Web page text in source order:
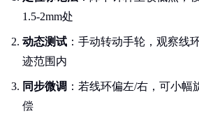
1.5-2mm处
动态测试 ：手动转动手轮，观察线
迹范围内
同步微调 ：若线环偏左/右，可小
偿